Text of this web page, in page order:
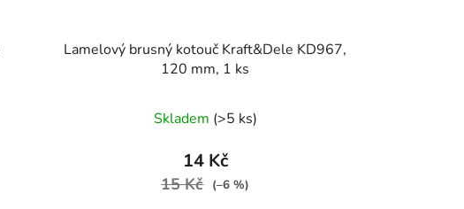
Lamelový brusný kotouč Kraft&Dele KD967,
120 mm, 1 ks
Skladem (>5 ks)
14 Kč
15 Kč (–6 %)